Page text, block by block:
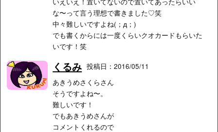
な〜って言う理想で書きました♡笑
中々難しいですよね(；д；)
でも書くからには一度くらいクオカードもらいた
いです！笑
くるみ 投稿日：2016/05/11
あきうめさくらさん
そうですよね〜。
難しいです！
でもあきうめさんが
コメントくれるので